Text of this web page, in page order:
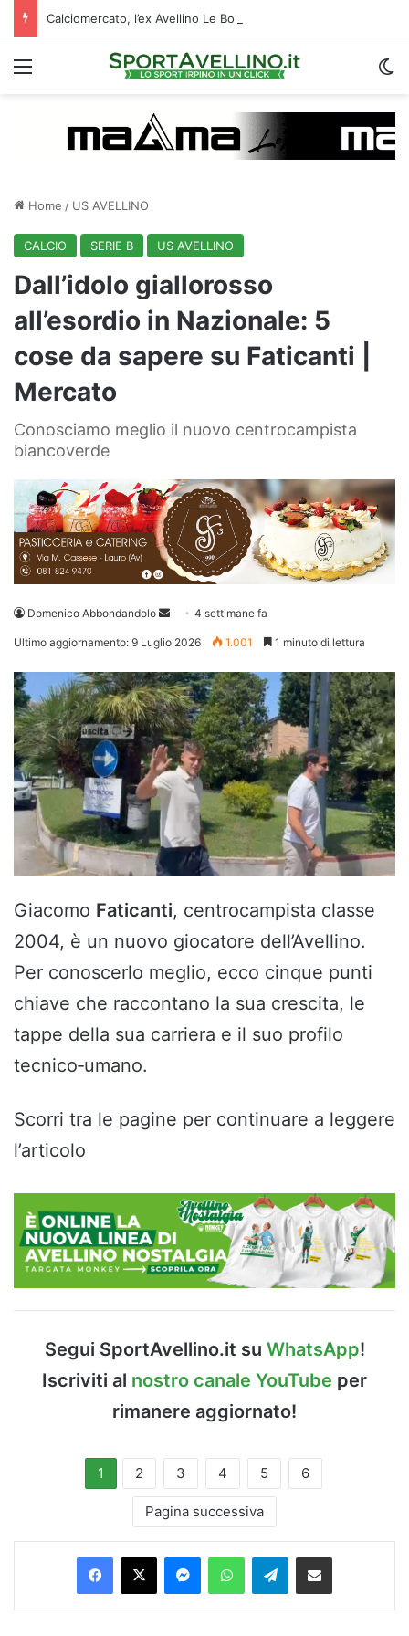
Menu
Home / US AVELLINO
CALCIO SERIE B US AVELLINO
Dall’idolo giallorosso
all’esordio in Nazionale: 5
cose da sapere su Faticanti |
Mercato
Conosciamo meglio il nuovo centrocampista
biancoverde
Domenico Abbondandolo
Invia 4 settimane fa
Ultimo aggiornamento: 9 Luglio 2026 1.001 1 minuto di lettura
Giacomo Faticanti, centrocampista classe
2004, è un nuovo giocatore dell’Avellino.
Per conoscerlo meglio, ecco cinque punti
chiave che raccontano la sua crescita, le
tappe della sua carriera e il suo profilo
tecnico‑umano.
Scorri tra le pagine per continuare a leggere
l’articolo
Segui SportAvellino.it su WhatsApp!
Iscriviti al nostro canale YouTube per
rimanere aggiornato!
1 2 3 4 5 6
Pagina successiva
Facebook
X MessengerWhatsAppTelegramCondividi via Email